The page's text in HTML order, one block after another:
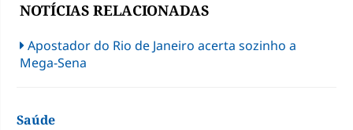
NOTÍCIAS RELACIONADAS
Apostador do Rio de Janeiro acerta sozinho a
Mega-Sena
Saúde